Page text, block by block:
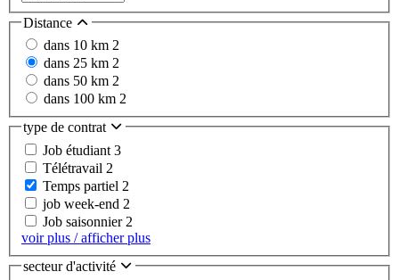
Distance
dans 10 km 2
dans 25 km 2
dans 50 km 2
dans 100 km 2
type de contrat
Job étudiant 3
Télétravail 2
Temps partiel 2
job week-end 2
Job saisonnier 2
voir plus / afficher plus
secteur d'activité